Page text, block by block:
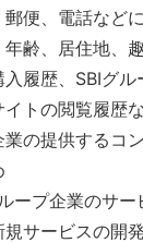
郵便、電話など
年齢、居住地、
入履歴、SBIグ
イトの閲覧履歴
業の提供するコ
ープ企業のサ
規サービスの開